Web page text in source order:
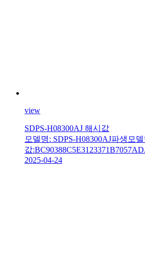
view
SDPS-H08300AJ 해시값
모델명: SDPS-H08300AJ파생모
값
2025-04-24